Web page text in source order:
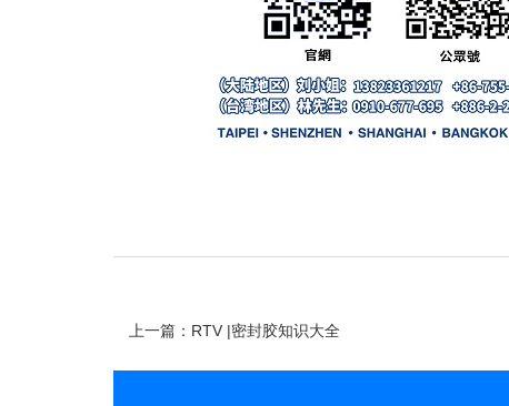
上一篇：RTV |密封胶知识大全